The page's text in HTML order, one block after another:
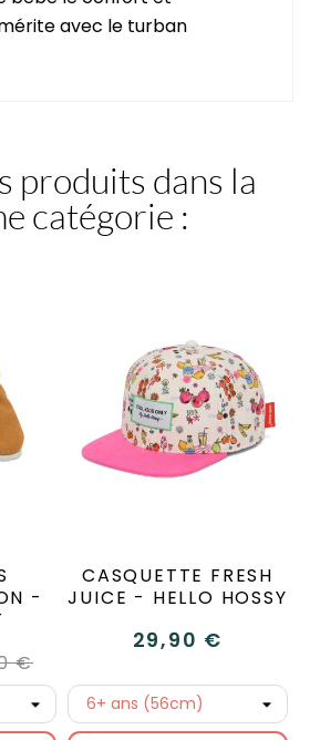
mérite avec le turban
produits dans la
catégorie :
-
€
CASQUETTE FRESH
JUICE - HELLO HOSSY
29,90 €